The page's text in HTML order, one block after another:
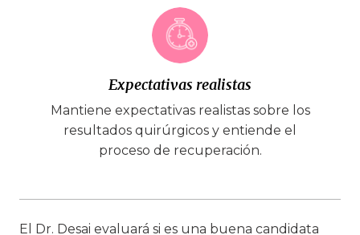
Expectativas realistas
Mantiene expectativas realistas sobre los
resultados quirúrgicos y entiende el
proceso de recuperación.
El Dr. Desai evaluará si es una buena candidata